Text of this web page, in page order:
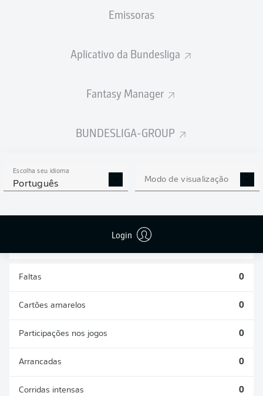
Emissoras
Aplicativo da Bundesliga
Fantasy Manager
BUNDESLIGA-GROUP
Escolha seu idioma
Português Modo de visualização
Login
ESTATÍSTICAS DA
TEMPORADA 2026/2027
Faltas 0
Cartões amarelos 0
Participações nos jogos 0
Arrancadas 0
Corridas intensas 0